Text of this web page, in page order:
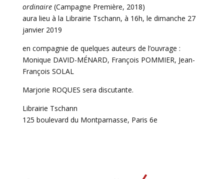
ordinaire(Campagne Première, 2018)
aura lieu à la Librairie Tschann, à 16h, le dimanche 27
janvier 2019
en compagnie de quelques auteurs de l’ouvrage :
Monique DAVID-MÉNARD, François POMMIER, Jean-
François SOLAL
Marjorie ROQUES sera discutante.
Librairie Tschann
125 boulevard du Montparnasse, Paris 6e